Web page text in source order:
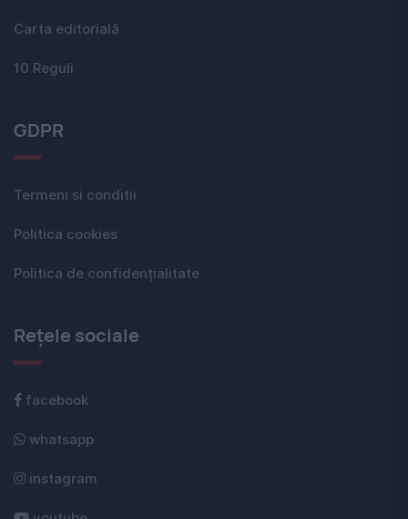
Carta editorială
10 Reguli
GDPR
Termeni si conditii
Politica cookies
Politica de confidențialitate
Rețele sociale
facebook
whatsapp
instagram